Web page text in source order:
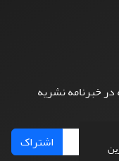
در خبرنامه نشریه
اشتراک